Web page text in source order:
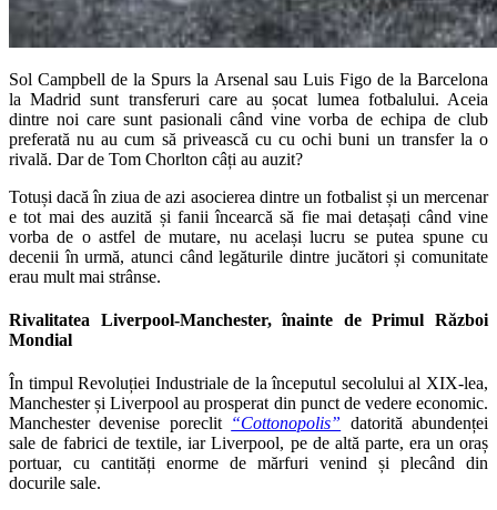
Sol Campbell de la Spurs la Arsenal sau Luis Figo de la Barcelona
la Madrid sunt transferuri care au șocat lumea fotbalului. Aceia
dintre noi care sunt pasionali când vine vorba de echipa de club
preferată nu au cum să privească cu cu ochi buni un transfer la o
rivală. Dar de Tom Chorlton câți au auzit?
Totuși dacă în ziua de azi asocierea dintre un fotbalist și un mercenar
e tot mai des auzită și fanii încearcă să fie mai detașați când vine
vorba de o astfel de mutare, nu același lucru se putea spune cu
decenii în urmă, atunci când legăturile dintre jucători și comunitate
erau mult mai strânse.
Rivalitatea Liverpool-Manchester, înainte de Primul Război
Mondial
În timpul Revoluției Industriale de la începutul secolului al XIX-lea,
Manchester și Liverpool au prosperat din punct de vedere economic.
Manchester devenise poreclit “Cottonopolis” datorită abundenței
sale de fabrici de textile, iar Liverpool, pe de altă parte, era un oraș
portuar, cu cantități enorme de mărfuri venind și plecând din
docurile sale.